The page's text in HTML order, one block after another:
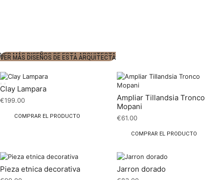
VER MÁS DISEÑOS DE ESTA ARQUITECTA
VER MÁS DISEÑOS DE ESTA ARQUITECTA
Clay Lampara
€199.00
COMPRAR EL PRODUCTO
Ampliar Tillandsia Tronco
Mopani
€61.00
COMPRAR EL PRODUCTO
Pieza etnica decorativa Jarron dorado